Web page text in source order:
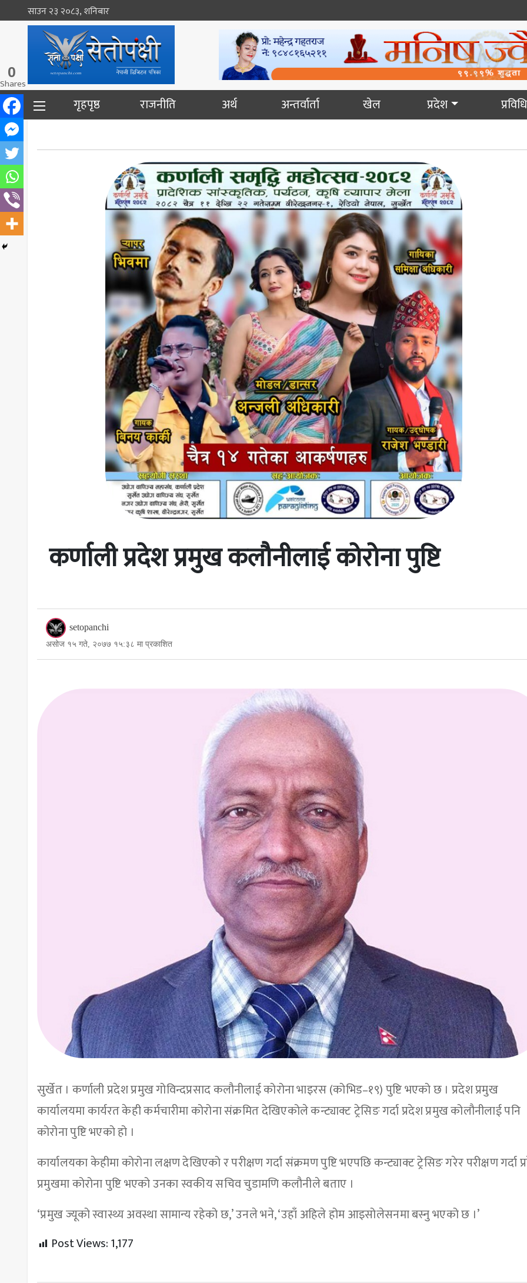
साउन २३ २०८३, शनिबार
गृहपृष्ठ राजनीति अर्थ अन्तर्वार्ता खेल प्रदेश प्रविधि
कर्णाली प्रदेश प्रमुख कलौनीलाई कोरोना पुष्टि
setopanchi
असोज १५ गते, २०७७ १५:३८ मा प्रकाशित
सुर्खेत । कर्णाली प्रदेश प्रमुख गोविन्दप्रसाद कलौनीलाई कोरोना भाइरस (कोभिड–१९) पुष्टि भएको छ । प्रदेश प्रमुख
कार्यालयमा कार्यरत केही कर्मचारीमा कोरोना संक्रमित देखिएकोले कन्ट्याक्ट ट्रेसिङ गर्दा प्रदेश प्रमुख कोलौनीलाई पनि
कोरोना पुष्टि भएको हो ।
कार्यालयका केहीमा कोरोना लक्षण देखिएको र परीक्षण गर्दा संक्रमण पुष्टि भएपछि कन्ट्याक्ट ट्रेसिङ गरेर परीक्षण गर्दा
प्रमुखमा कोरोना पुष्टि भएको उनका स्वकीय सचिव चुडामणि कलौनीले बताए ।
‘प्रमुख ज्यूको स्वास्थ्य अवस्था सामान्य रहेको छ,’ उनले भने, ‘उहाँ अहिले होम आइसोलेसनमा बस्नु भएको छ ।’
Post Views:1,177
0
Shares